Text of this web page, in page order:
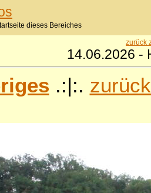
dieses Bereiches
zurück
14.06.2026 -
.:|:.